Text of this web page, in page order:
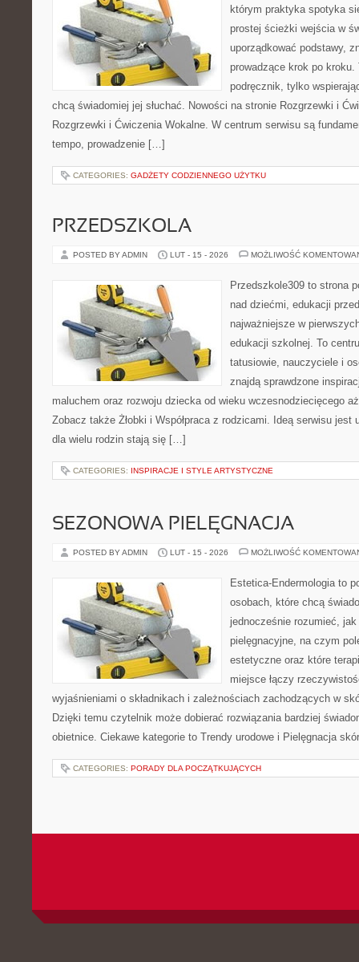
którym praktyka spotyka
prostej ścieżki wejścia w
uporządkować podstawy,
prowadzące krok po
podręcznik, tylko
chcą świadomiej jej słuchać. Nowości na stronie Rozgrzewki i
Rozgrzewki i Ćwiczenia Wokalne. W centrum serwisu są
tempo, prowadzenie […]
CATEGORIES: GADŻETY CODZIENNEGO UŻYTKU
PRZEDSZKOLA
POSTED BY ADMIN LUT - 15 - 2026 MOŻLIWOŚĆ
Przedszkole309 to strona
nad dziećmi, edukacji
najważniejsze w
edukacji szkolnej. To
tatusiowie, nauczyciele i
znajdą sprawdzone
maluchem oraz rozwoju dziecka od wieku wczesnodziecięcego
Zobacz także Żłobki i Współpraca z rodzicami. Ideą serwisu jest
dla wielu rodzin stają się […]
CATEGORIES: INSPIRACJE I STYLE ARTYSTYCZNE
SEZONOWA PIELĘGNACJA
POSTED BY ADMIN LUT - 15 - 2026 MOŻLIWOŚĆ
Estetica-Endermologia to
osobach, które chcą
jednocześnie rozumieć, jak
pielęgnacyjne, na czym
estetyczne oraz które
miejsce łączy
wyjaśnieniami o składnikach i zależnościach zachodzących w
Dzięki temu czytelnik może dobierać rozwiązania bardziej
obietnice. Ciekawe kategorie to Trendy urodowe i Pielęgnacja
CATEGORIES: PORADY DLA POCZĄTKUJĄCYCH